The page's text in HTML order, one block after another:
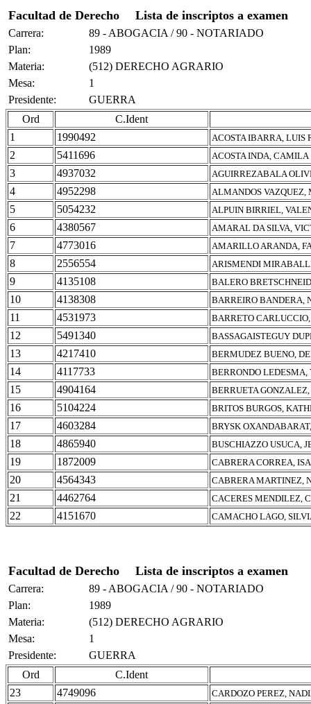
Facultad de Derecho Lista de inscriptos a examen
Carrera:
89 - ABOGACIA / 90 - NOTARIADO
Plan:
1989
Materia:
(512) DERECHO AGRARIO
Mesa:
1
Presidente:
GUERRA
Ord
C.Ident
1
1990492 ACOSTA IBARRA, LUIS
2 5411696 ACOSTA INDA, CAMILA
3 4937032 AGUIRREZABALA
4 4952298 ALMANDOS VAZQUEZ,
5 5054232 ALPUIN BIRRIEL,
6 4380567 AMARAL DA SILVA,
7 4773016 AMARILLO ARANDA,
8 2556554 ARISMENDI
9 4135108 BALERO
10 4138308 BARREIRO BANDERA,
11 4531973 BARRETO
12 5491340 BASSAGAISTEGUY
13 4217410 BERMUDEZ BUENO,
14 4117733 BERRONDO LEDESMA,
15 4904164 BERRUETA
16 5104224 BRITOS BURGOS,
17 4603284 BRYSK
18 4865940 BUSCHIAZZO USUCA,
19 1872009 CABRERA CORREA,
20 4564343 CABRERA MARTINEZ,
21 4462764 CACERES MENDILEZ,
22 4151670 CAMACHO LAGO,
Facultad de Derecho Lista de inscriptos a examen
Carrera:
89 - ABOGACIA / 90 - NOTARIADO
Plan:
1989
Materia:
(512) DERECHO AGRARIO
Mesa:
1
Presidente:
GUERRA
Ord
C.Ident
23
4749096 CARDOZO PEREZ,